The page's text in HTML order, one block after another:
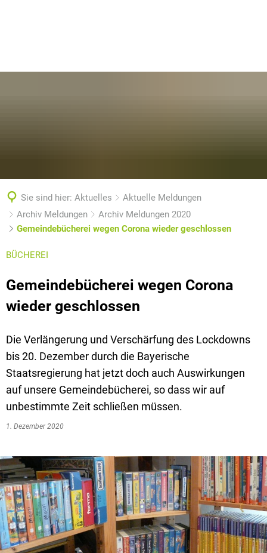
Sie sind hier: Aktuelles
Aktuelle Meldungen
Archiv Meldungen
Archiv Meldungen 2020
Gemeindebücherei wegen Corona wieder geschlossen
BÜCHEREI
Gemeindebücherei wegen Corona
wieder geschlossen
Die Verlängerung und Verschärfung des Lockdowns
bis 20. Dezember durch die Bayerische
Staatsregierung hat jetzt doch auch Auswirkungen
auf unsere Gemeindebücherei, so dass wir auf
unbestimmte Zeit schließen müssen.
1. Dezember 2020